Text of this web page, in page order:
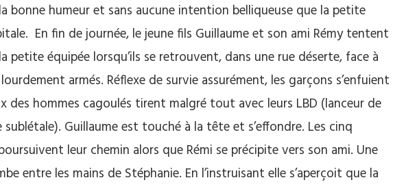
bonne humeur et sans aucune intention belliqueuse que la petite
En fin de journée, le jeune fils Guillaume et son ami Rémy tentent
petite équipée lorsqu’ils se retrouvent, dans une rue déserte, face à
armés. Réflexe de survie assurément, les garçons s’enfuient
des hommes cagoulés tirent malgré tout avec leurs LBD (lanceur de
sublétale). Guillaume est touché à la tête et s’effondre. Les cinq
leur chemin alors que Rémi se précipite vers son ami. Une
entre les mains de Stéphanie. En l’instruisant elle s’aperçoit que la